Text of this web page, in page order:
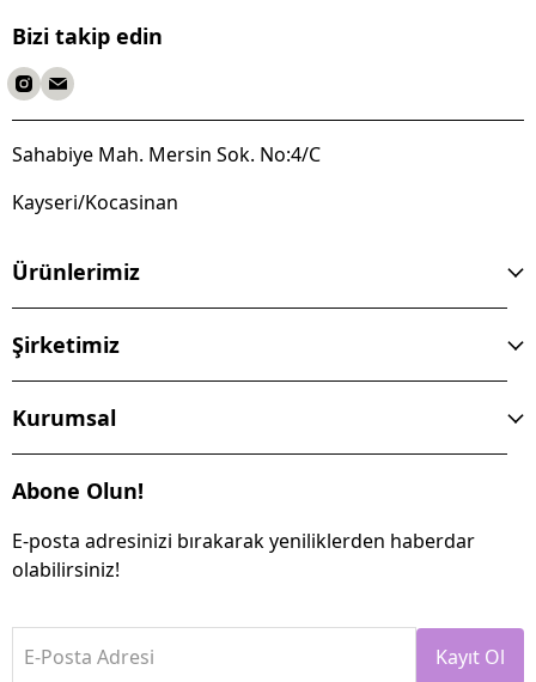
Bizi takip edin
Sahabiye Mah. Mersin Sok. No:4/C
Kayseri/Kocasinan
Ürünlerimiz
Şirketimiz
Kurumsal
Abone Olun!
E-posta adresinizi bırakarak yeniliklerden haberdar
olabilirsiniz!
E-Posta Adresi Kayıt Ol